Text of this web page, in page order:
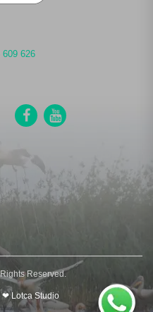
609 626
Reserved.
❤ Lotca Studio